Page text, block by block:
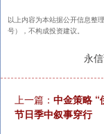
以上内容为本站据公开信息整
号），不构成投资建议。
永
上一篇： 中金策略 “
节日季中叙事穿行